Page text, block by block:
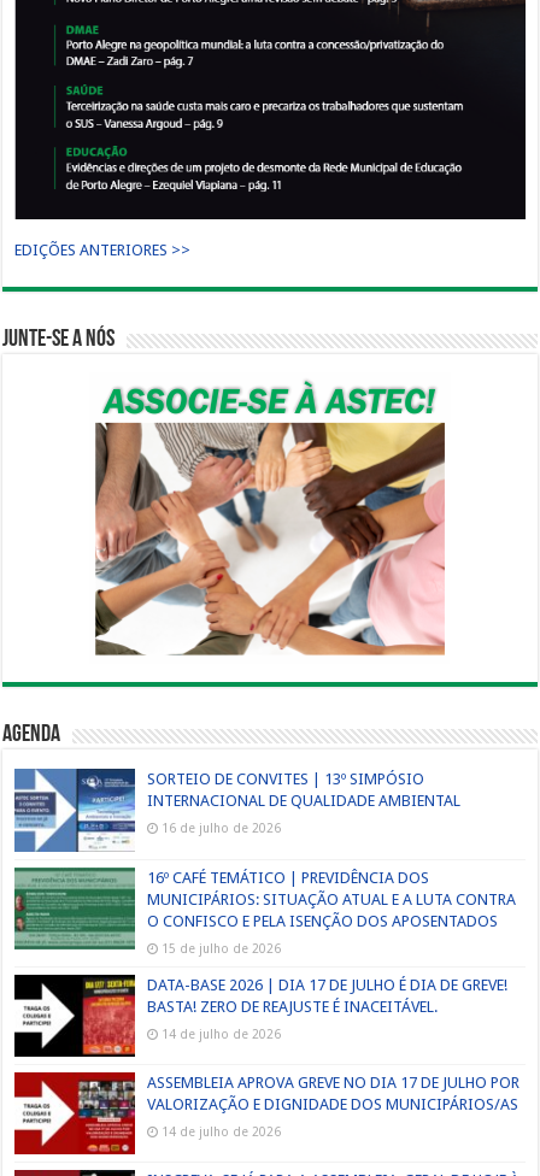
EDIÇÕES ANTERIORES >>
Junte-se a nós
Agenda
SORTEIO DE CONVITES | 13º SIMPÓSIO
INTERNACIONAL DE QUALIDADE AMBIENTAL
16 de julho de 2026
16º CAFÉ TEMÁTICO | PREVIDÊNCIA DOS
MUNICIPÁRIOS: SITUAÇÃO ATUAL E A LUTA CONTRA
O CONFISCO E PELA ISENÇÃO DOS APOSENTADOS
15 de julho de 2026
DATA-BASE 2026 | DIA 17 DE JULHO É DIA DE GREVE!
BASTA! ZERO DE REAJUSTE É INACEITÁVEL.
14 de julho de 2026
ASSEMBLEIA APROVA GREVE NO DIA 17 DE JULHO POR
VALORIZAÇÃO E DIGNIDADE DOS MUNICIPÁRIOS/AS
14 de julho de 2026